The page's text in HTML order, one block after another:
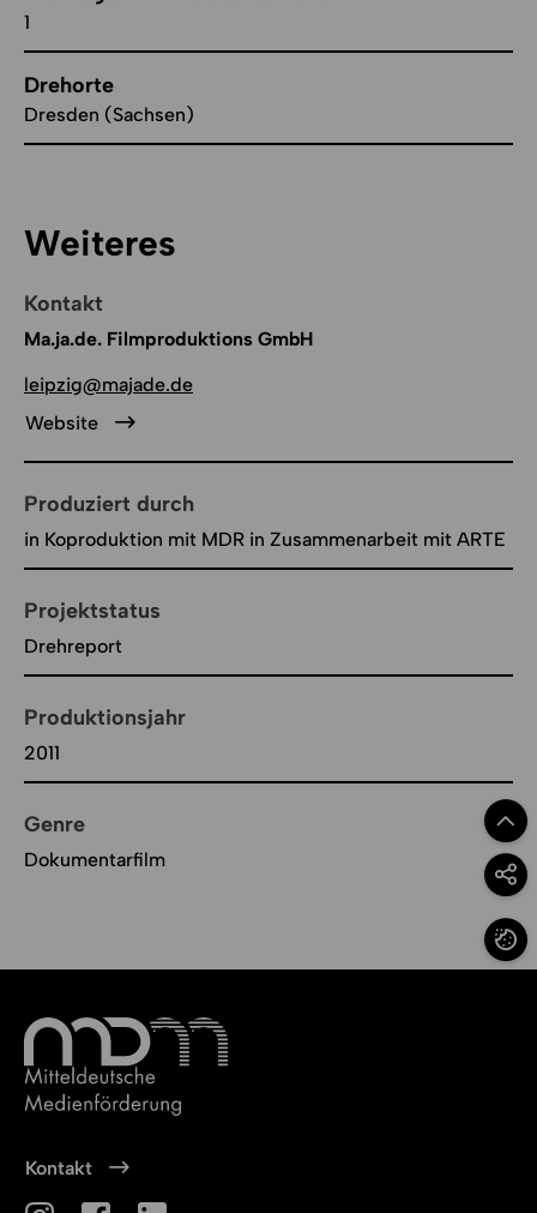
1
Drehorte
Dresden (Sachsen)
Weiteres
Kontakt
Ma.ja.de. Filmproduktions GmbH
leipzig@majade.de
Website
Produziert durch
in Koproduktion mit MDR in Zusammenarbeit mit ARTE
Projektstatus
Drehreport
Produktionsjahr
2011
Genre
Dokumentarfilm
Zum
Kontakt